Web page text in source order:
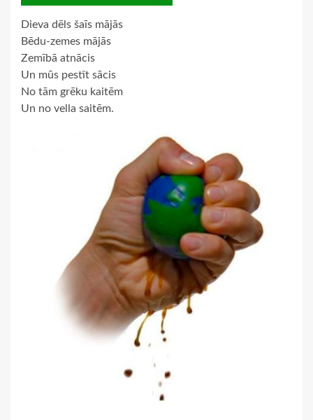
Dieva dēls šaīs mājās
Bēdu-zemes mājās
Zemībā atnācis
Un mūs pestīt sācis
No tām grēku kaitēm
Un no vella saitēm.